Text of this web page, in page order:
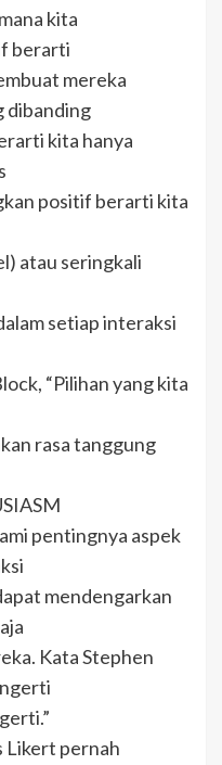
kita
berarti
mereka
dibanding
kita hanya
positif berarti kita
atau seringkali
setiap interaksi
“Pilihan yang kita
rasa tanggung
pentingnya aspek
mendengarkan
Kata Stephen
Likert pernah